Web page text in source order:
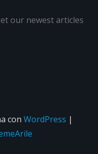
our newest articles
con WordPress |